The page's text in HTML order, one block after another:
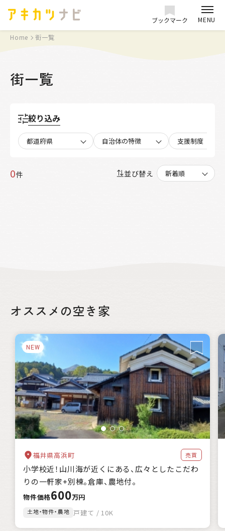
ブックマーク MENU
Home 街一覧
街一覧
絞り込み
都道府県 自治体の特徴 支援制度
絞り込み
都道府県
自治体の特徴
海に近い
森林が豊か 暖かい地域
涼しい地域
交通が便利
都市近郊
支援制度
家賃補助
住宅購入補助
移住補助
起業補助
0件 並び替え
オススメの空き家
NEW
福井県高浜町 売買
小学校近！山川海が近くにある、広々としたこだわ
りの一軒家+別棟。倉庫、農地付。
物件価格600万円
土地・物件・農地 戸建て / 10K